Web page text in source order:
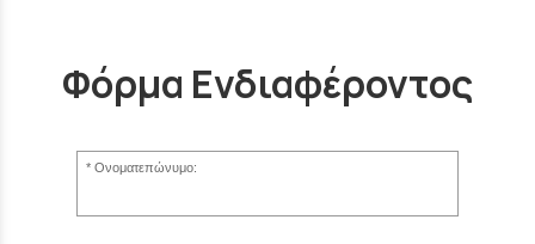
Φόρμα Ενδιαφέροντος
Ονοματεπώνυμο: